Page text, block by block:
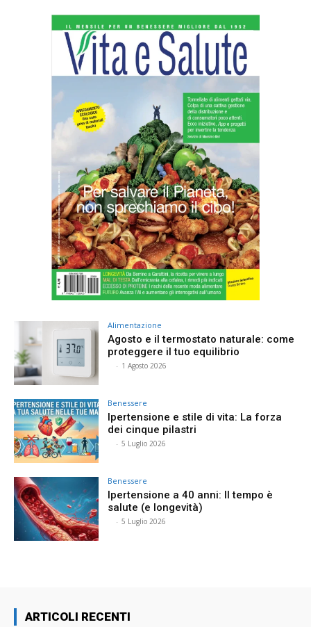
Alimentazione
Agosto e il termostato naturale: come
proteggere il tuo equilibrio
- 1 Agosto 2026
Benessere
Ipertensione e stile di vita: La forza
dei cinque pilastri
- 5 Luglio 2026
Benessere
Ipertensione a 40 anni: Il tempo è
salute (e longevità)
- 5 Luglio 2026
ARTICOLI RECENTI